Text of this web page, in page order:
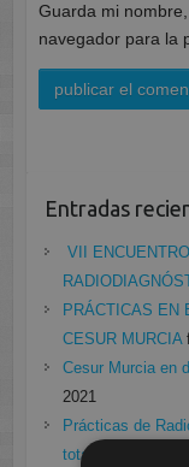
Guarda mi
navegador para la
Entradas
VII
PRÁCTICAS EN
CESUR MURCIA
Cesur Murcia en
2021
Prácticas de
total frente a